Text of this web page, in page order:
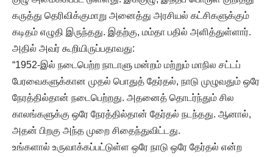
கருத்து தெரிவிக்குமாறு அனைத்து அரசியல் கட்சிகளுக்கும்
கடிதம் எழுதி இருந்தது. இதற்கு, மம்தா பதில் அளித்துள்ளார்.
அதில் அவர் கூறியிருப்பதாவது:
“1952-இல் நடைபெற்ற நாடாளு மன்றம் மற்றும் மாநில சட்டப்
பேரவைகளுக்கான முதல் பொதுத் தேர்தல், நாடு முழுவதும் ஒரே
நேரத்தில்தான் நடைபெற்றது. அதனைத் தொடர்ந்தும் சில
காலங்களுக்கு ஒரே நேரத்தில்தான் தேர்தல் நடந்தது. ஆனால்,
அதன் பிறகு அந்த முறை சிதைந்துவிட்டது.
உங்களால் உருவாக்கப்பட்டுள்ள ஒரே நாடு ஒரே தேர்தல் என்ற